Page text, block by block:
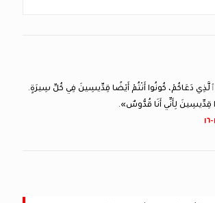
دَعَاكُمْ، كُونُوا أَنْتُمْ أَيْضًا قِدِّيسِينَ فِي كُلِّ سِيرَةٍ.
قِدِّيسِينَ لِأَنِّي أَنَا قُدُّوسٌ».